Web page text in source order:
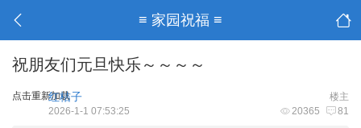
≡ 家园祝福 ≡
祝朋友们元旦快乐～～～～
点击重新加载 楼主
红桔子
20365 81
2026-1-1 07:53:25